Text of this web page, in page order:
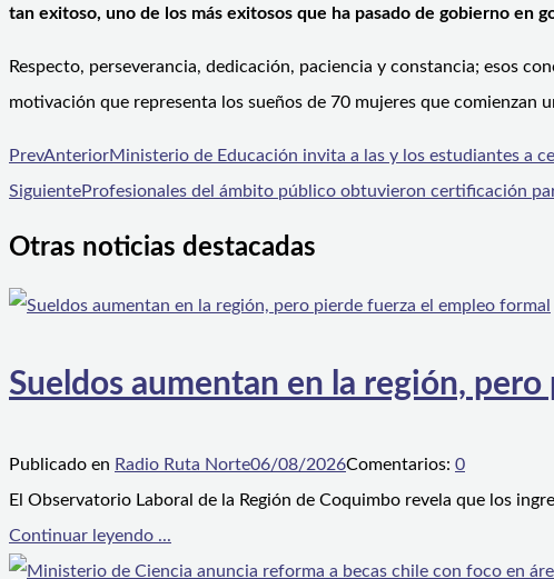
tan exitoso, uno de los más exitosos que ha pasado de gobierno en
Respecto, perseverancia, dedicación, paciencia y constancia; esos
motivación que representa los sueños de 70 mujeres que comienzan
PrevAnteriorMinisterio de Educación invita a las y los estudiantes a
SiguienteProfesionales del ámbito público obtuvieron certificación
Otras noticias destacadas
Sueldos aumentan en la región,
Publicado en Radio Ruta Norte06/08/2026Comentarios: 0
El Observatorio Laboral de la Región de Coquimbo revela que los
Continuar leyendo ...